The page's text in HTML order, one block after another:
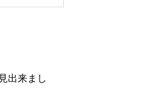
出来まし